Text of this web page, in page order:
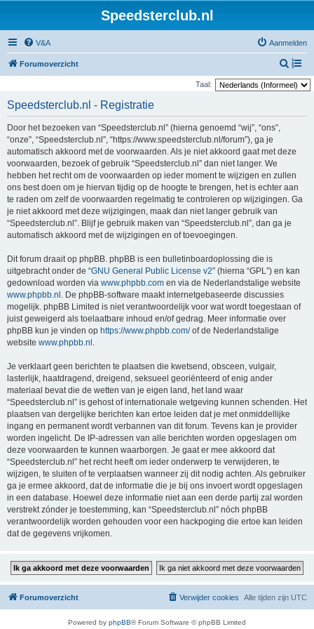
Speedsterclub.nl
V&A Aanmelden
Forumoverzicht
Z
o
Taal:
Speedsterclub.nl - Registratie
Door het bezoeken van “Speedsterclub.nl” (hierna genoemd “wij”, “ons”,
“onze”, “Speedsterclub.nl”, “https://www.speedsterclub.nl/forum”), ga je
automatisch akkoord met de voorwaarden. Als je niet akkoord gaat met deze
voorwaarden, bezoek of gebruik “Speedsterclub.nl” dan niet langer. We
hebben het recht om de voorwaarden op ieder moment te wijzigen en zullen
ons best doen om je hiervan tijdig op de hoogte te brengen, het is echter aan
te raden om zelf de voorwaarden regelmatig te controleren op wijzigingen. Ga
je niet akkoord met deze wijzigingen, maak dan niet langer gebruik van
“Speedsterclub.nl”. Blijf je gebruik maken van “Speedsterclub.nl”, dan ga je
automatisch akkoord met de wijzigingen en of toevoegingen.
Dit forum draait op phpBB. phpBB is een bulletinboardoplossing die is
uitgebracht onder de “GNU General Public License v2” (hierna “GPL”) en kan
gedownload worden via www.phpbb.com en via de Nederlandstalige website
www.phpbb.nl . De phpBB-software maakt internetgebaseerde discussies
mogelijk. phpBB Limited is niet verantwoordelijk voor wat wordt toegestaan of
juist geweigerd als toelaatbare inhoud en/of gedrag. Meer informatie over
phpBB kun je vinden op https://www.phpbb.com/of de Nederlandstalige
website www.phpbb.nl .
Je verklaart geen berichten te plaatsen die kwetsend, obsceen, vulgair,
lasterlijk, haatdragend, dreigend, seksueel georiënteerd of enig ander
materiaal bevat die de wetten van je eigen land, het land waar
“Speedsterclub.nl” is gehost of internationale wetgeving kunnen schenden. Het
plaatsen van dergelijke berichten kan ertoe leiden dat je met onmiddellijke
ingang en permanent wordt verbannen van dit forum. Tevens kan je provider
worden ingelicht. De IP-adressen van alle berichten worden opgeslagen om
deze voorwaarden te kunnen waarborgen. Je gaat er mee akkoord dat
“Speedsterclub.nl” het recht heeft om ieder onderwerp te verwijderen, te
wijzigen, te sluiten of te verplaatsen wanneer zij dit nodig achten. Als gebruiker
ga je ermee akkoord, dat de informatie die je bij ons invoert wordt opgeslagen
in een database. Hoewel deze informatie niet aan een derde partij zal worden
verstrekt zónder je toestemming, kan “Speedsterclub.nl” nóch phpBB
verantwoordelijk worden gehouden voor een hackpoging die ertoe kan leiden
dat de gegevens vrijkomen.
Forumoverzicht Alle tijden zijn UTC
Verwijder cookies
Powered by phpBB® Forum Software © phpBB Limited